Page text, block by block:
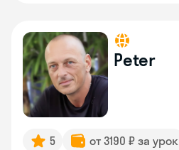
Peter
5 от 3190 ₽ за урок